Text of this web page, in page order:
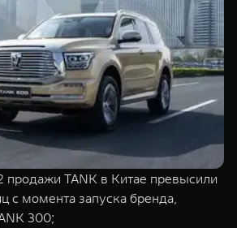
TANK 700
Сила
от 10 199
TANK
TANK
продажи TANK в Китае превысили
с момента запуска бренда,
300;